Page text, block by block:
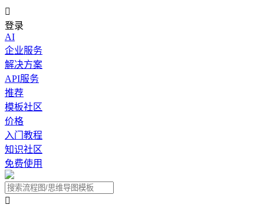

登录
AI
企业服务
解决方案
API服务
推荐
模板社区
价格
入门教程
知识社区
免费使用
